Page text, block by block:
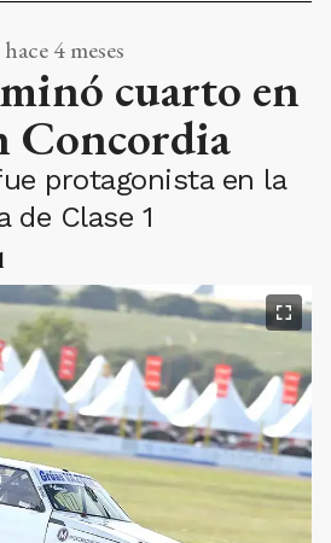
4 meses
cuarto en
Concordia
protagonista en la
de Clase 1